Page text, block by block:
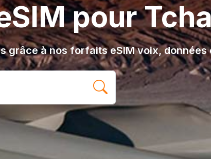
pour
grâce à nos forfaits eSIM voix, données